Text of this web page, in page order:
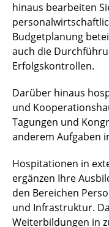
hinaus bearbeiten
Budgetplanung
auch die
Erfolgskontrollen.
Darüber hinaus
und
Tagungen und
anderem Aufgaben
Hospitationen in
ergänzen Ihre
den Bereichen
und Infrastruktur.
Weiterbildungen in